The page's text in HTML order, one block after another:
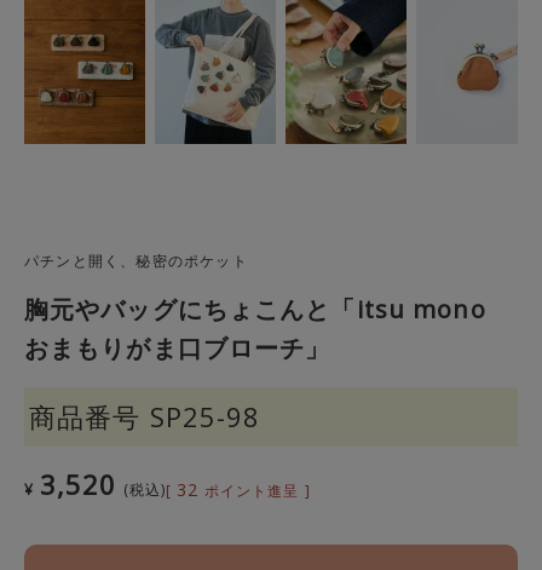
パチンと開く、秘密のポケット
胸元やバッグにちょこんと「itsu mono
おまもりがま口ブローチ」
商品番号 SP25-98
¥ 3,520 税込 [ 32 ポイント進呈 ]